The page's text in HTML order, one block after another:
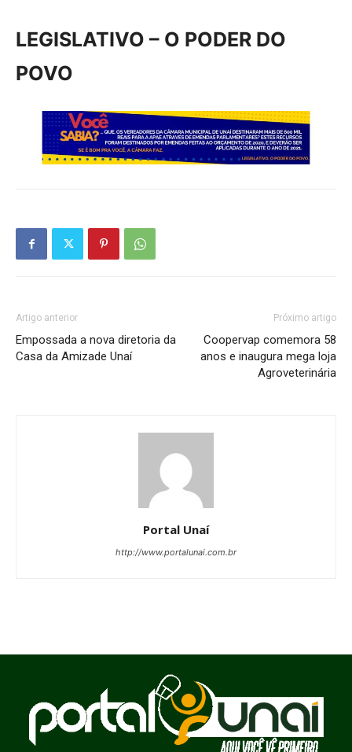
LEGISLATIVO – O PODER DO
POVO
Artigo anterior
Empossada a nova diretoria da
Casa da Amizade Unaí
Próximo artigo
Coopervap comemora 58
anos e inaugura mega loja
Agroveterinária
Portal Unaí
http://www.portalunai.com.br